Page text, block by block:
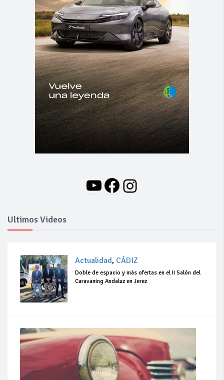
YouTube
Facebook
Instagram
Ultimos Videos
Actualidad, CÁDIZ
Doble de espacio y más ofertas en el II Salón del
Caravaning Andaluz en Jerez